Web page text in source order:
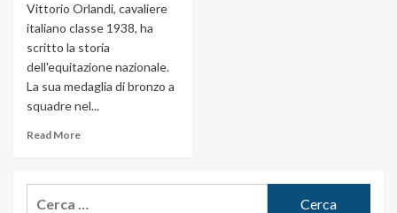
Vittorio Orlandi, cavaliere
italiano classe 1938, ha
scritto la storia
dell'equitazione nazionale.
La sua medaglia di bronzo a
squadre nel...
Read More